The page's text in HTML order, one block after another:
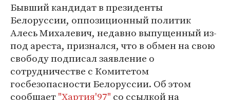
Бывший кандидат в президенты
Белоруссии, оппозиционный политик
Алесь Михалевич, недавно выпущенный из-
под ареста, признался, что в обмен на свою
свободу подписал заявление о
сотрудничестве с Комитетом
госбезопасности Белоруссии. Об этом
сообщает"Хартия'97" со ссылкой на